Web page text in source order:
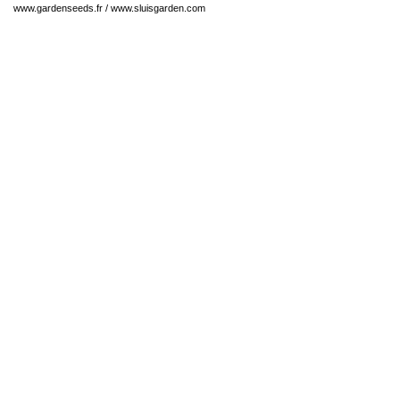
www.gardenseeds.fr / www.sluisgarden.com